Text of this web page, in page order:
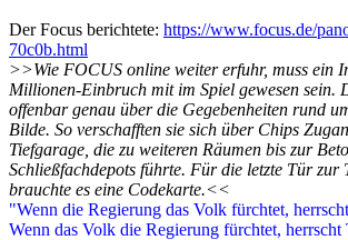
Der Focus berichtete: https://www.focus.de/
70c0b.html
>>Wie FOCUS online weiter erfuhr, muss ein
Millionen-Einbruch mit im Spiel gewesen sein.
offenbar genau über die Gegebenheiten rund
Bilde. So verschafften sie sich über Chips
Tiefgarage, die zu weiteren Räumen bis zur
Schließfachdepots führte. Für die letzte Tür zur
brauchte es eine Codekarte.<<
"Wenn die Regierung das Volk fürchtet,
Wenn das Volk die Regierung fürchtet, herrscht